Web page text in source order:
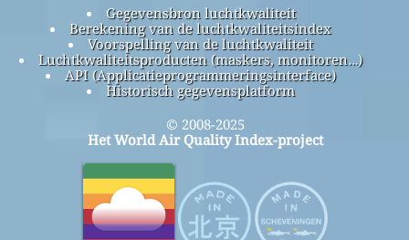
Gegevensbron luchtkwaliteit
Berekening van de luchtkwaliteitsindex
Voorspelling van de luchtkwaliteit
Luchtkwaliteitsproducten (maskers, monitoren…)
API (Applicatieprogrammeringsinterface)
Historisch gegevensplatform
© 2008-2025
Het World Air Quality Index-project